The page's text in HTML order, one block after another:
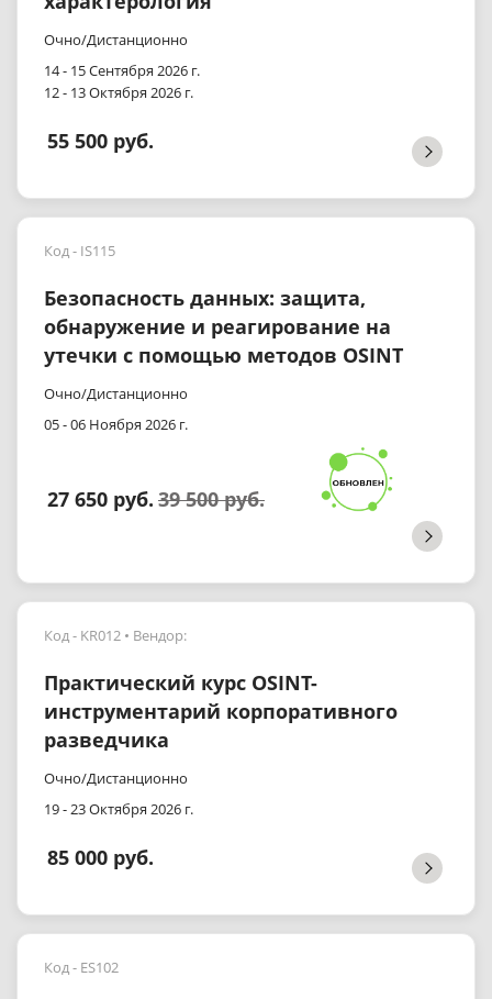
Очно/Дистанционно
14 - 15 Сентября 2026 г.
12 - 13 Октября 2026 г.
55 500 руб.
Код - IS115
Безопасность данных: защита,
обнаружение и реагирование на
утечки с помощью методов OSINT
Очно/Дистанционно
05 - 06 Ноября 2026 г.
27 650 руб. 39 500 руб.
Код - KR012 Вендор:
Практический курс OSINT-
инструментарий корпоративного
разведчика
Очно/Дистанционно
19 - 23 Октября 2026 г.
85 000 руб.
Код - ES102